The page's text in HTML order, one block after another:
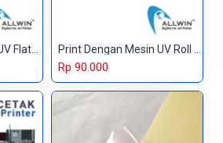
Print Dengan Mesin UV Flatbed Print Dengan Mesin UV Roll to Roll
Rp 90.000